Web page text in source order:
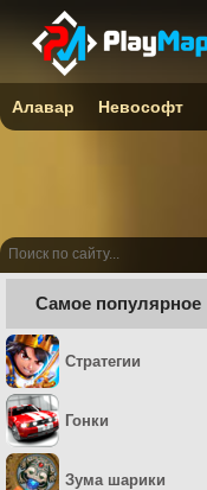
Самое популярное
Стратегии
Гонки
Зума шарики
Алавар Невософт